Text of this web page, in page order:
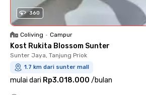
360
Coliving • Campur
Kost Rukita Blossom Sunter
Sunter Jaya, Tanjung Priok
1.7 km dari sunter mall
mulai dari Rp3.018.000 /bulan